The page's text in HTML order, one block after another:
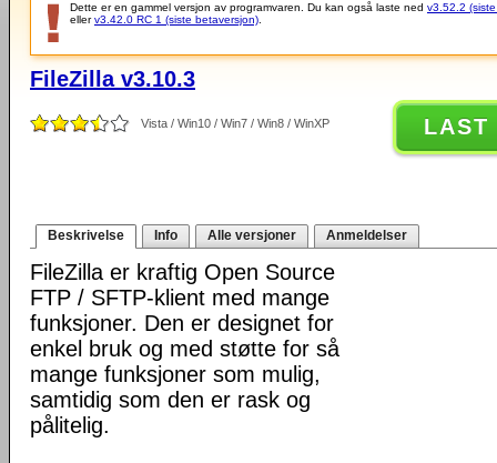
Dette er en gammel versjon av programvaren. Du kan også laste ned v3.52.2
ellerv3.42.0 RC 1 (siste betaversjon)
FileZilla v3.10.3
Vista / Win10 / Win7 / Win8 / WinXP LAST
Beskrivelse Info Alle versjoner Anmeldelser
FileZilla er kraftig Open Source
FTP / SFTP-klient med mange
funksjoner. Den er designet for
enkel bruk og med støtte for så
mange funksjoner som mulig,
samtidig som den er rask og
pålitelig.